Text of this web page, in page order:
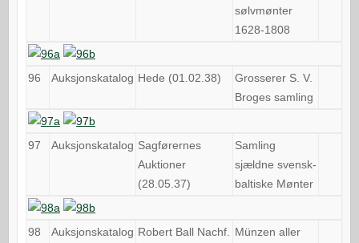
sølvmønter
1628-1808
96 Auksjonskatalog Hede (01.02.38)
Grosserer S. V.
Broges samling
97 Auksjonskatalog Sagførernes
Auktioner
(28.05.37)
Samling
sjældne svensk-
baltiske Mønter
98 Auksjonskatalog Robert Ball Nachf.
Münzen aller